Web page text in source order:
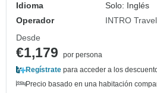
Idioma
Solo: Inglés
Operador
INTRO Travel
Desde
€1,179
por persona
Regístrate para acceder a los
Precio basado en una habitación